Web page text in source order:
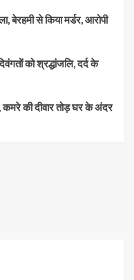
बेरहमी से किया मर्डर, आरोपी
को श्रद्धांजलि, दर्द के
की दीवार तोड़ घर के अंदर